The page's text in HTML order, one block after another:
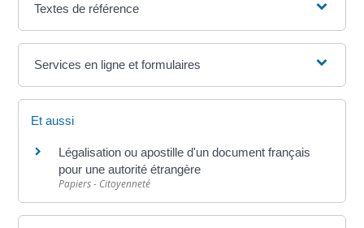
Textes de référence
Services en ligne et formulaires
Et aussi
Légalisation ou apostille d'un document français
pour une autorité étrangère
Papiers - Citoyenneté